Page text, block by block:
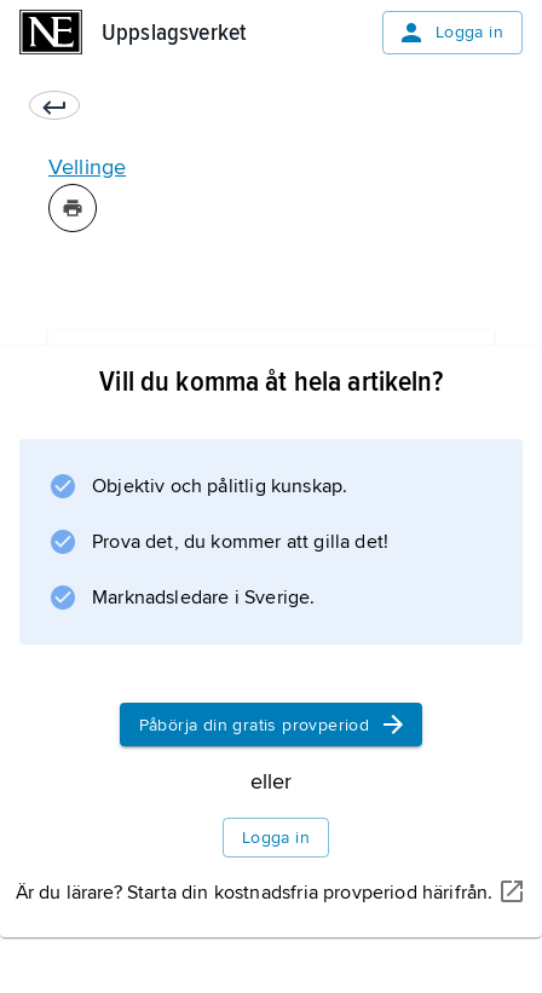
Uppslagsverket Logga in
Vellinge
Vill du komma åt hela artikeln?
Objektiv och pålitlig kunskap.
Prova det, du kommer att gilla det!
Marknadsledare i Sverige.
Påbörja din gratis provperiod
eller
Logga in
Är du lärare? Starta din kostnadsfria provperiod härifrån.